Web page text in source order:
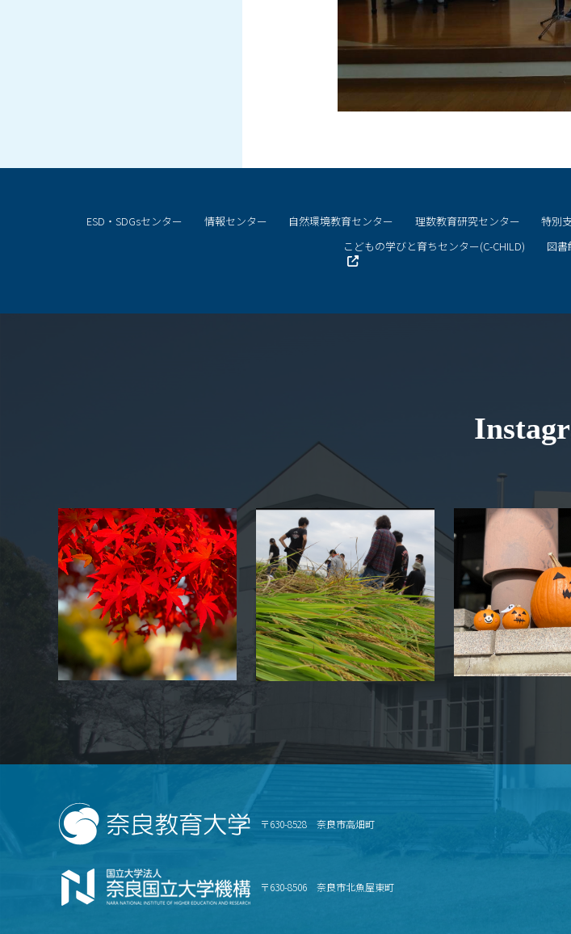
ESD・SDGsセンター 情報センター 自然環境教育センター 理数教育研究センター 特別
こどもの学びと育ちセンター(C-CHILD)
図書
〒630-8528 奈良市高畑町
〒630-8506 奈良市北魚屋東町